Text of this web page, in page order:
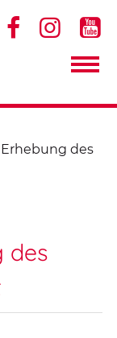
  
des
des